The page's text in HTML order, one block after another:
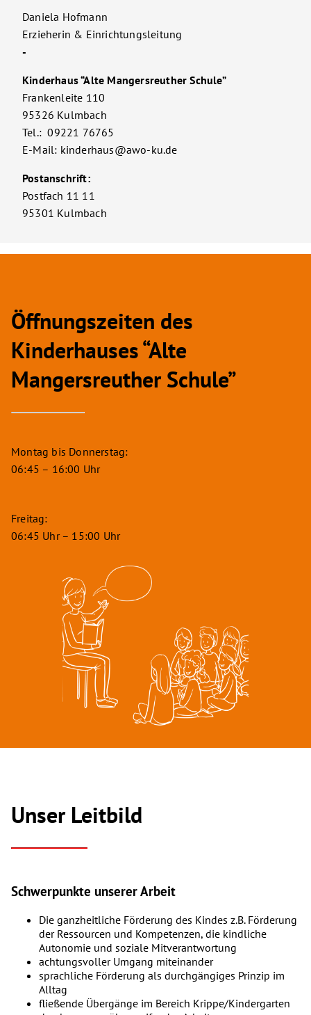
Daniela Hofmann
Erzieherin & Einrichtungsleitung
-
Kinderhaus “Alte Mangersreuther Schule”
Frankenleite 110
95326 Kulmbach
Tel.: 09221 76765
E-Mail: kinderhaus@awo-ku.de
Postanschrift:
Postfach 11 11
95301 Kulmbach
Öffnungszeiten des
Kinderhauses “Alte
Mangersreuther Schule”
Montag bis Donnerstag:
06:45 – 16:00 Uhr
Freitag:
06:45 Uhr – 15:00 Uhr
Unser Leitbild
Schwerpunkte unserer Arbeit
Die ganzheitliche Förderung des Kindes z.B. Förderung
der Ressourcen und Kompetenzen, die kindliche
Autonomie und soziale Mitverantwortung
achtungsvoller Umgang miteinander
sprachliche Förderung als durchgängiges Prinzip im
Alltag
fließende Übergänge im Bereich Krippe/Kindergarten